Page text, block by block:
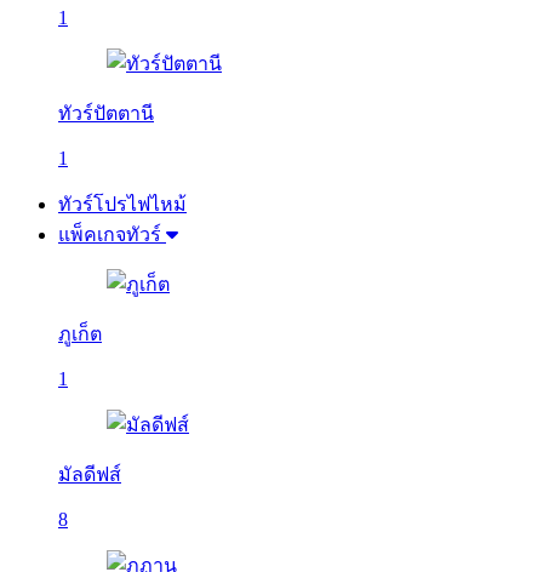
1
ทัวร์ปัตตานี
1
ทัวร์โปรไฟไหม้
แพ็คเกจทัวร์
ภูเก็ต
1
มัลดีฟส์
8